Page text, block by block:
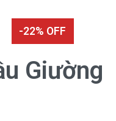
-22% OFF
Giường